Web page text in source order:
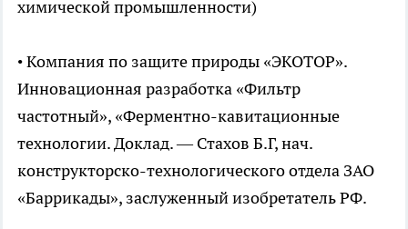
химической промышленности)
• Компания по защите природы «ЭКОТОР».
Инновационная разработка «Фильтр
частотный», «Ферментно-кавитационные
технологии. Доклад. — Стахов Б.Г, нач.
конструкторско-технологического отдела ЗАО
«Баррикады», заслуженный изобретатель РФ.